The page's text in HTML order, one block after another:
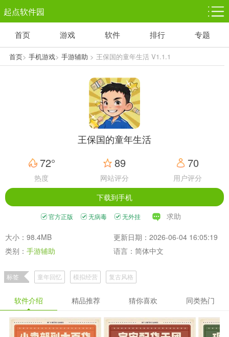
起点软件园
塔防游戏
1千+款游戏
休闲益智
1万+款游戏
体育竞技
5百+款游戏
赛车竞速
3百+款游戏
首页 游戏 软件 排行 专题
首页> 手机游戏> 手游辅助 > 王保国的童年生活 V1.1.1
王保国的童年生活
72°
热度
89
网站评分
70
用户评分
下载到手机
官方正版 无病毒 无外挂 求助
大小：98.4MB
更新日期：2026-06-04 16:05:19
类别： 手游辅助 语言：简体中文
标签 童年回忆 模拟经营 复古风格
软件介绍 精品推荐 猜你喜欢 同类热门